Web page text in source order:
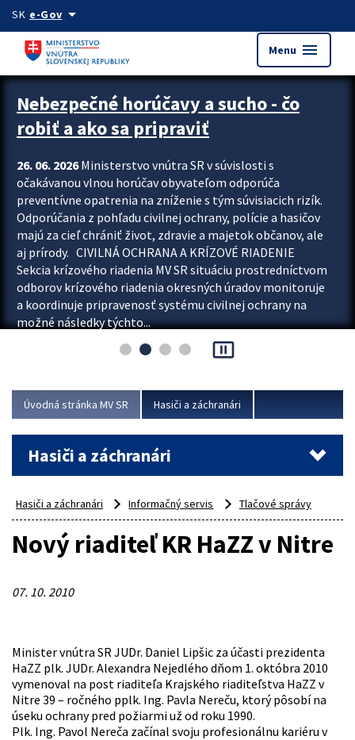
Preskocit na hlavný obsah
SK e-Govarrow_drop_down
Menu menu
Zastavit automatický posun upútavok
Nebezpečné horúčavy a sucho - čo
robiť a ako sa pripraviť
26. 06. 2026Ministerstvo vnútra SR v súvislosti s
očakávanou vlnou horúčav obyvateľom odporúča
preventívne opatrenia na zníženie s tým súvisiacich rizík.
Odporúčania z pohľadu civilnej ochrany, polície a hasičov
majú za cieľ chrániť život, zdravie a majetok občanov, ale
aj prírody. CIVILNÁ OCHRANA A KRÍZOVÉ RIADENIE
Sekcia krízového riadenia MV SR situáciu prostredníctvom
odborov krízového riadenia okresných úradov monitoruje
a koordinuje pripravenosť systému civilnej ochrany na
možné následky týchto...
pause_presentation
Úvodná stránka MV SR Hasiči a záchranári
Hasiči a záchranári
Hasiči a záchranári Informačný servis Tlačové správy
Nový riaditeľ KR HaZZ v Nitre
07. 10. 2010
Minister vnútra SR JUDr. Daniel Lipšic za účasti prezidenta
HaZZ plk. JUDr. Alexandra Nejedlého dňom 1. októbra 2010
vymenoval na post riaditeľa Krajského riaditeľstva HaZZ v
Nitre 39 – ročného pplk. Ing. Pavla Nereču, ktorý pôsobí na
úseku ochrany pred požiarmi už od roku 1990.
Plk. Ing. Pavol Nereča začínal svoju profesionálnu kariéru v